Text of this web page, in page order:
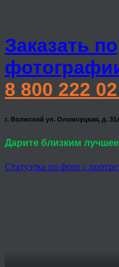
Заказать
8 800 222
г. Волжский ул. Оломоуцкая, д.
Дарите близким
Статуэтка по фото с